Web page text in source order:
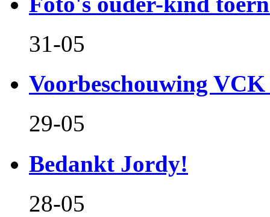
31-05
Voorbeschouwing VCK
29-05
Bedankt Jordy!
28-05